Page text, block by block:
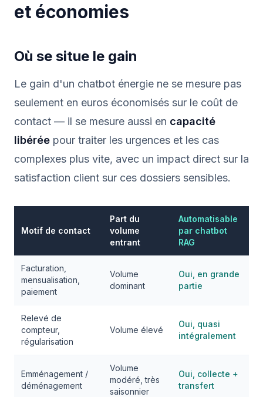
et économies
Où se situe le gain
Le gain d'un chatbot énergie ne se mesure pas
seulement en euros économisés sur le coût de
contact — il se mesure aussi en capacité
libérée pour traiter les urgences et les cas
complexes plus vite, avec un impact direct sur la
satisfaction client sur ces dossiers sensibles.
Motif de contact
Part du
volume
entrant
Automatisable
par chatbot
RAG
Facturation,
mensualisation,
paiement
Volume
dominant
Oui, en grande
partie
Relevé de
compteur,
régularisation
Volume élevé
Oui, quasi
intégralement
Emménagement /
déménagement
Volume
modéré, très
saisonnier
Oui, collecte +
transfert